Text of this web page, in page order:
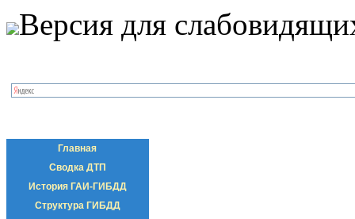
Версия для
Главная
Сводка ДТП
История ГАИ-ГИБДД
Структура ГИБДД